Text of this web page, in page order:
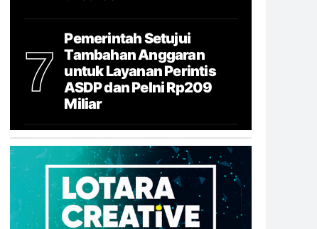
7
Pemerintah Setujui
Tambahan Anggaran
untuk Layanan Perintis
ASDP dan Pelni Rp209
Miliar